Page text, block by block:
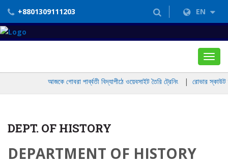
+8801309111203 EN
আজকে গোবরা পার্ব্বতী বিদ্যাপীঠে ওয়েবসাইট তৈরি ট্রেনিং| রোভার স্কাউট
DEPT. OF HISTORY
DEPARTMENT OF HISTORY